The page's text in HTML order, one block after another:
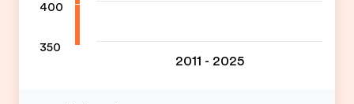
400
350
2011 - 2025